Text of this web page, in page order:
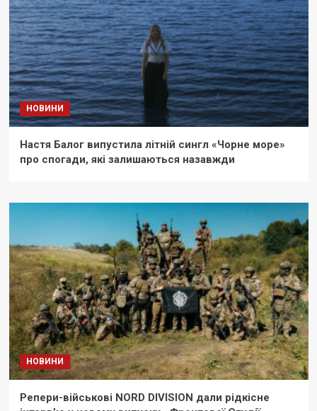
НОВИНИ
Настя Балог випустила літній сингл «Чорне море»
про спогади, які залишаються назавжди
НОВИНИ
Репери-військові NORD DIVISION дали рідкісне